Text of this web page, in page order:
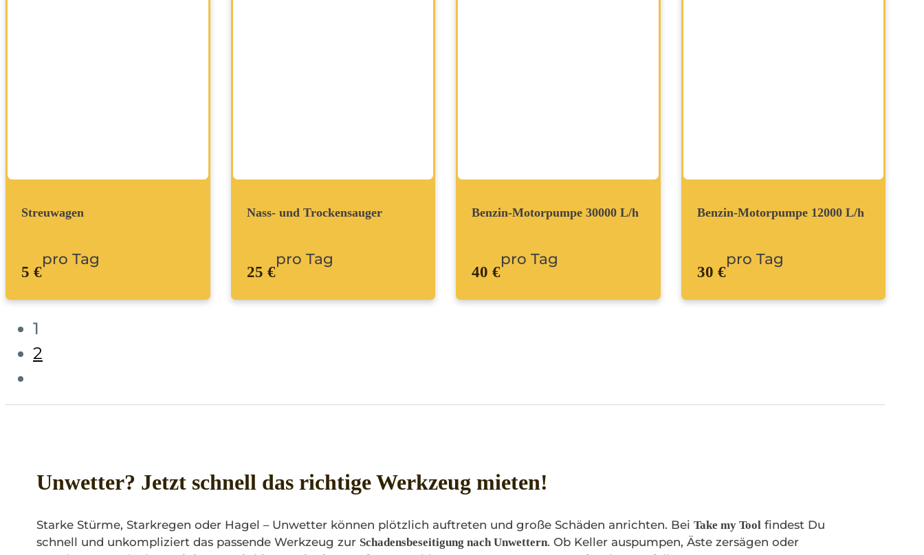
Streuwagen
5 €
pro Tag
Nass- und Trockensauger
25 €
pro Tag
Benzin-Motorpumpe 30000 L/h
40 €
pro Tag
Benzin-Motorpumpe 12000 L/h
30 €
pro Tag
1
2
Unwetter? Jetzt schnell das richtige Werkzeug mieten!
Starke Stürme, Starkregen oder Hagel – Unwetter können plötzlich auftreten und große Schäden anrichten. Bei Take my Tool findest Du
schnell und unkompliziert das passende Werkzeug zur Schadensbeseitigung nach Unwettern. Ob Keller auspumpen, Äste zersägen oder